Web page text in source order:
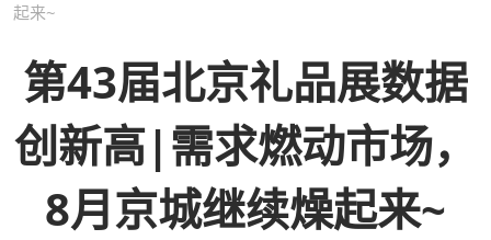
内
起来~
第43届北京礼品展数据
创新高|需求燃动市场，
8月京城继续燥起来~